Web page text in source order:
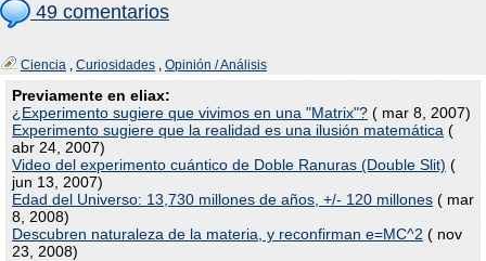
49 comentarios
Ciencia , Curiosidades , Opinión / Análisis
Previamente en eliax:
¿Experimento sugiere que vivimos en una "Matrix"? ( mar 8, 2007)
Experimento sugiere que la realidad es una ilusión matemática (
abr 24, 2007)
Video del experimento cuántico de Doble Ranuras (Double Slit) (
jun 13, 2007)
Edad del Universo: 13,730 millones de años, +/- 120 millones ( mar
8, 2008)
Descubren naturaleza de la materia, y reconfirman e=MC^2 ( nov
23, 2008)